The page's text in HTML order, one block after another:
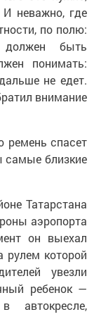
неважно, где
по полю:
быть
понимать:
не едет.
внимание
ремень спасет
самые близкие
Татарстана
аэропорта
он выехал
рулем которой
увезли
ребенок —
автокресле,